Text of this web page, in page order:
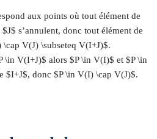
aux points où tout élément de
s’annulent, donc tout élément de
V(J) \subseteq V(I+J)$.
\in V(I+J)$ alors $P \in V(I)$ et $P \in
$I+J$, donc $P \in V(I) \cap V(J)$.